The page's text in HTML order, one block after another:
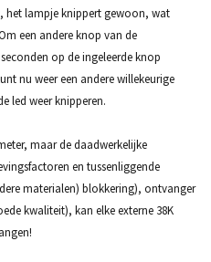
het lampje knippert gewoon, wat
een andere knop van de
op de ingeleerde knop
nu weer een andere willekeurige
led weer knipperen.
maar de daadwerkelijke
en tussenliggende
materialen) blokkering), ontvanger
kwaliteit), kan elke externe 38K